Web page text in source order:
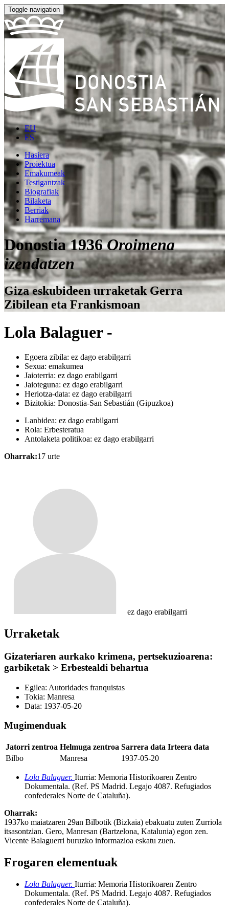
Toggle navigation
EU
ES
Hasiera
Proiektua
Emakumeak
Testigantzak
Biografiak
Bilaketa
Berriak
Harremana
Donostia 1936Oroimena
izendatzen
Giza eskubideen urraketak Gerra
Zibilean eta Frankismoan
Lola Balaguer -
Egoera zibila: ez dago erabilgarri
Sexua: emakumea
Jaioterria: ez dago erabilgarri
Jaioteguna: ez dago erabilgarri
Heriotza-data: ez dago erabilgarri
Bizitokia: Donostia-San Sebastián (Gipuzkoa)
Lanbidea: ez dago erabilgarri
Rola: Erbesteratua
Antolaketa politikoa: ez dago erabilgarri
Oharrak:17 urte
ez dago erabilgarri
Urraketak
Gizateriaren aurkako krimena, pertsekuzioarena:
garbiketak > Erbestealdi behartua
Egilea: Autoridades franquistas
Tokia: Manresa
Data: 1937-05-20
Mugimenduak
Jatorri zentroa Helmuga zentroa Sarrera data Irteera data
Bilbo
Manresa 1937-05-20
Lola Balaguer. Iturria: Memoria Historikoaren Zentro
Dokumentala. (Ref. PS Madrid. Legajo 4087. Refugiados
confederales Norte de Cataluña).
Oharrak:
1937ko maiatzaren 29an Bilbotik (Bizkaia) ebakuatu zuten Zurriola
itsasontzian. Gero, Manresan (Bartzelona, Katalunia) egon zen.
Vicente Balaguerri buruzko informazioa eskatu zuen.
Frogaren elementuak
Lola Balaguer. Iturria: Memoria Historikoaren Zentro
Dokumentala. (Ref. PS Madrid. Legajo 4087. Refugiados
confederales Norte de Cataluña).